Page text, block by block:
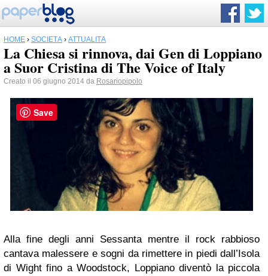
HOME › SOCIETÀ › ATTUALITÀ
La Chiesa si rinnova, dai Gen di Loppiano
a Suor Cristina di The Voice of Italy
Creato il 06 giugno 2014 da Rosariopipolo
Alla fine degli anni Sessanta mentre il rock rabbioso
cantava malessere e sogni da rimettere in piedi dall’Isola
di Wight fino a Woodstock, Loppiano diventò la piccola
Save